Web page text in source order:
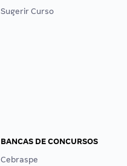
Sugerir Curso
BANCAS DE CONCURSOS
Cebraspe